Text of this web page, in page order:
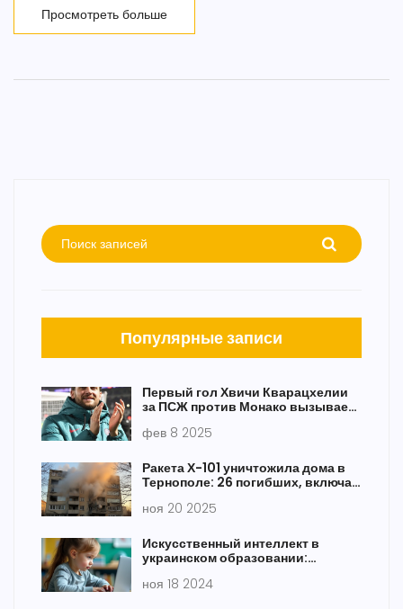
Жителей просят обращаться к врачам при серьёзных
симптомах.
Просмотреть больше
Популярные записи
Первый гол Хвичи Кварацхелии
за ПСЖ против Монако вызывает
фев 8 2025
Ракета Х-101 уничтожила дома в
Тернополе: 26 погибших, включая
ноя 20 2025
Искусственный интеллект в
украинском образовании:
ноя 18 2024